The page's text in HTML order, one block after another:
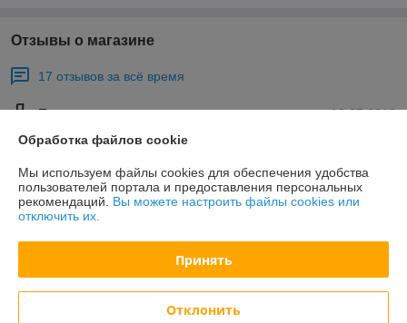
Отзывы о магазине
17 отзывов за всё время
13.07.2018
Покупатель
Отлично
Приобретали перфорированные скамейки для больницы. Скамейки
современные и красивые. Цвет мы выбрали белый.  Мы подписали
договор, нам изготовили и привезли наши скамейки.  Уложились в 7
09.07.2018
Покупатель
Отлично
Обработка файлов cookie
Мы используем файлы cookies для обеспечения удобства
пользователей портала и предоставления персональных
рекомендаций. Вы можете настроить файлы cookies или
отключить их.
Принять
Отклонить